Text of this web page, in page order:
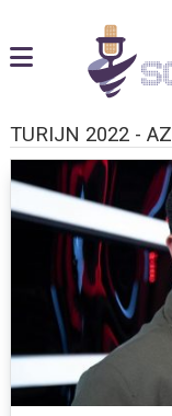
TURIJN 2022 -